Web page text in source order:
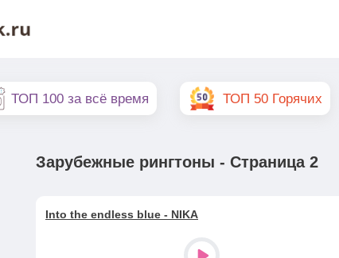
ТОП 100 за всё время ТОП 50 Горячих
Зарубежные рингтоны - Страница 2
Into the endless blue - NIKA